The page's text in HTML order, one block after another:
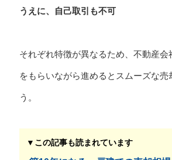
うえに、自己取引も不可
それぞれ特徴が異なるため、不動産会
をもらいながら進めるとスムーズな売
う。
▼この記事も読まれています